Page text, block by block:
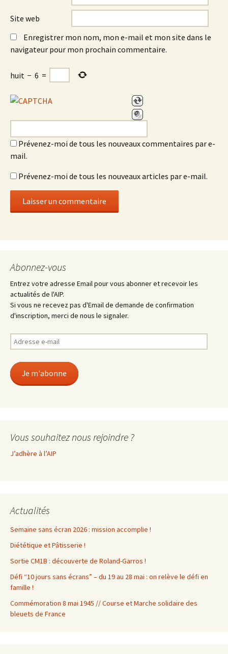
Site web
Enregistrer mon nom, mon e-mail et mon site dans le
navigateur pour mon prochain commentaire.
huit − 6 =
Prévenez-moi de tous les nouveaux commentaires par e-
mail.
Prévenez-moi de tous les nouveaux articles par e-mail.
Abonnez-vous
Entrez votre adresse Email pour vous abonner et recevoir les
actualités de l'AIP.
Si vous ne recevez pas d'Email de demande de confirmation
d'inscription, merci de nous le signaler.
Adresse
e-
Je m'abonne
Vous souhaitez nous rejoindre ?
J’adhère à l’AIP
Actualités
Semaine sans écran 2026 : mission accomplie !
Diététique et Pâtisserie !
Sortie CM1B : découverte de Roland-Garros !
Défi “10 jours sans écrans” – du 19 au 28 mai : on relève le défi en
famille !
Commémoration 8 mai 1945 // Course et Marche solidaire des
bleuets de France